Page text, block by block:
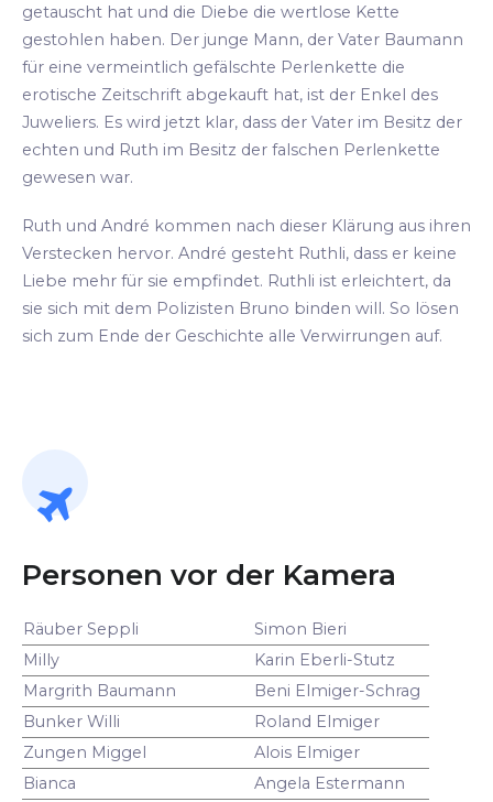
getauscht hat und die Diebe die wertlose Kette
gestohlen haben. Der junge Mann, der Vater Baumann
für eine vermeintlich gefälschte Perlenkette die
erotische Zeitschrift abgekauft hat, ist der Enkel des
Juweliers. Es wird jetzt klar, dass der Vater im Besitz der
echten und Ruth im Besitz der falschen Perlenkette
gewesen war.
Ruth und André kommen nach dieser Klärung aus ihren
Verstecken hervor. André gesteht Ruthli, dass er keine
Liebe mehr für sie empfindet. Ruthli ist erleichtert, da
sie sich mit dem Polizisten Bruno binden will. So lösen
sich zum Ende der Geschichte alle Verwirrungen auf.
Personen vor der Kamera
Räuber Seppli
Simon Bieri
Milly
Karin Eberli-Stutz
Margrith Baumann
Beni Elmiger-Schrag
Bunker Willi
Roland Elmiger
Zungen Miggel
Alois Elmiger
Bianca
Angela Estermann